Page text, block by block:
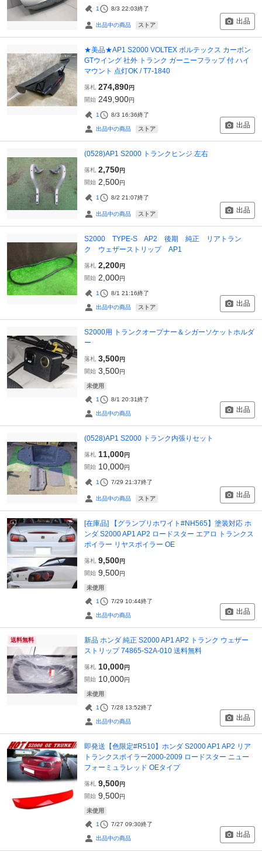
1 8/3 22:03終了
出品中の商品 ストア 出品
★美品★AP1 S2000 VOLTEX ボルテックス カーボン
GTウイング 社外 トランク ガーニーフラップ 付 ハイ
マウント 点灯OK / T7-1840
落札 274,890円
開始 249,900円
1 8/3 16:36終了
出品中の商品 ストア 出品
(0528)AP1 S2000 トランクヒンジ 左右
落札 2,750円
開始 2,500円
1 8/2 21:07終了
出品中の商品 ストア 出品
S2000 TYPE-S AP2 後期 純正 リアトラン
ク ウェザーストリップ AP1
落札 2,200円
開始 2,000円
1 8/1 21:16終了
出品中の商品 ストア 出品
S2000用 トランクオープナー＆シガーソケットホルダ
ー
落札 3,500円
開始 3,500円
未使用
1 8/1 20:31終了
出品中の商品 出品
(0528)AP1 S2000 トランク内張りセット
落札 11,000円
開始 10,000円
1 7/29 21:37終了
出品中の商品 ストア 出品
[在庫品] 【グランプリホワイト#NH565】塗装対応 ホ
ンダ S2000 AP1 AP2 ロードスター エアロ トランクス
ポイラー リヤスポイラー OE
落札 9,500円
開始 9,500円
未使用
1 7/29 10:44終了
出品中の商品 出品
送料無料
新品 ホンダ 純正 S2000 AP1 AP2 トランク ウェザー
ストリップ 74865-S2A-010 送料無料
落札 10,000円
開始 10,000円
未使用
1 7/28 13:52終了
出品中の商品 出品
即発送【色限定#R510】ホンダ S2000 AP1 AP2 リア
トランクスポイラー2000-2009 ロードスター ニュー
フォーミュラレッド OEタイプ
落札 9,500円
開始 9,500円
未使用
1 7/27 09:30終了
出品中の商品 出品